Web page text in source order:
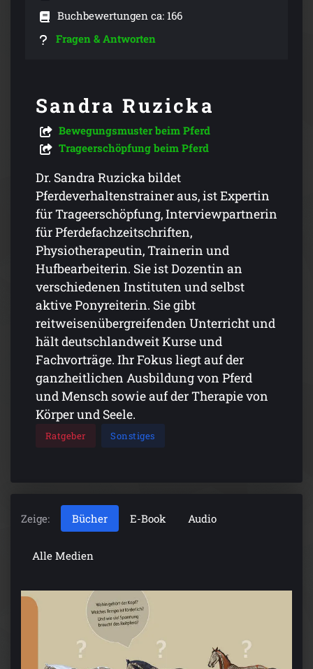
Buchbewertungen ca: 166
Fragen & Antworten
Sandra Ruzicka
Bewegungsmuster beim Pferd
Trageerschöpfung beim Pferd
Dr. Sandra Ruzicka bildet
Pferdeverhaltenstrainer aus, ist Expertin
für Trageerschöpfung, Interviewpartnerin
für Pferdefachzeitschriften,
Physiotherapeutin, Trainerin und
Hufbearbeiterin. Sie ist Dozentin an
verschiedenen Instituten und selbst
aktive Ponyreiterin. Sie gibt
reitweisenübergreifenden Unterricht und
hält deutschlandweit Kurse und
Fachvorträge. Ihr Fokus liegt auf der
ganzheitlichen Ausbildung von Pferd
und Mensch sowie auf der Therapie von
Körper und Seele.
Ratgeber Sonstiges
Zeige: Bücher E-Book Audio
Alle Medien